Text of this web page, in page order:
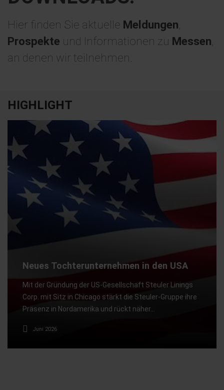
Hier finden Sie aktuelle Meldungen,
Prospekte und Informationen zu Messen,
an denen wir teilnehmen.
HIGHLIGHT
Neues Tochterunternehmen in den USA
Mit der Gründung der US-Gesellschaft Steuler Linings
Corp. mit Sitz in Chicago stärkt die Steuler-Gruppe ihre
Präsenz in Nordamerika und rückt näher…
Juni 2026